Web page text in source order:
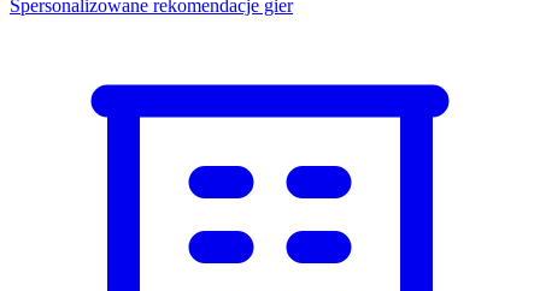
Spersonalizowane rekomendacje gier